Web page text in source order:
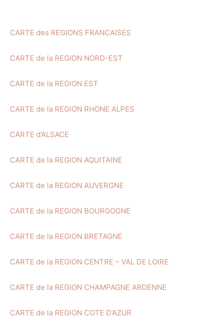
CARTE des REGIONS FRANCAISES
CARTE de la REGION NORD-EST
CARTE de la REGION EST
CARTE de la REGION RHONE ALPES
CARTE d’ALSACE
CARTE de la REGION AQUITAINE
CARTE de la REGION AUVERGNE
CARTE de la REGION BOURGOGNE
CARTE de la REGION BRETAGNE
CARTE de la REGION CENTRE – VAL DE LOIRE
CARTE de la REGION CHAMPAGNE ARDENNE
CARTE de la REGION COTE D’AZUR